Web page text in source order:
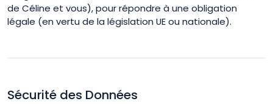
de Céline et vous), pour répondre à une obligation
légale (en vertu de la législation UE ou nationale).
Sécurité des Données